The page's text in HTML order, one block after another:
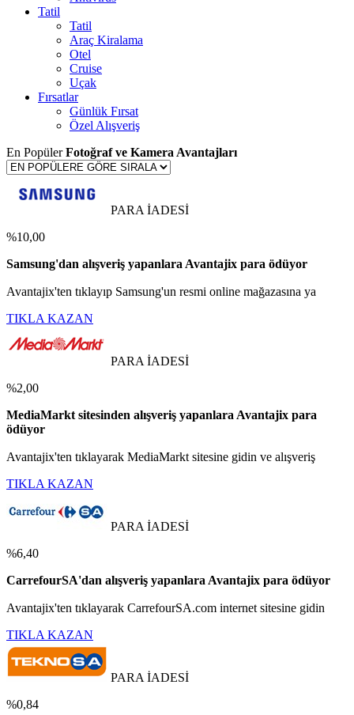
Tatil
Tatil
Araç Kiralama
Otel
Cruise
Uçak
Fırsatlar
Günlük Fırsat
Özel Alışveriş
En PopülerFotoğraf ve Kamera Avantajları
PARA İADESİ
%10,00
Samsung'dan alışveriş yapanlara Avantajix para ödüyor
Avantajix'ten tıklayıp Samsung'un resmi online mağazasına ya
TIKLA KAZAN
PARA İADESİ
%2,00
MediaMarkt sitesinden alışveriş yapanlara Avantajix para
ödüyor
Avantajix'ten tıklayarak MediaMarkt sitesine gidin ve alışveriş
TIKLA KAZAN
PARA İADESİ
%6,40
CarrefourSA'dan alışveriş yapanlara Avantajix para ödüyor
Avantajix'ten tıklayarak CarrefourSA.com internet sitesine gidin
TIKLA KAZAN
PARA İADESİ
%0,84